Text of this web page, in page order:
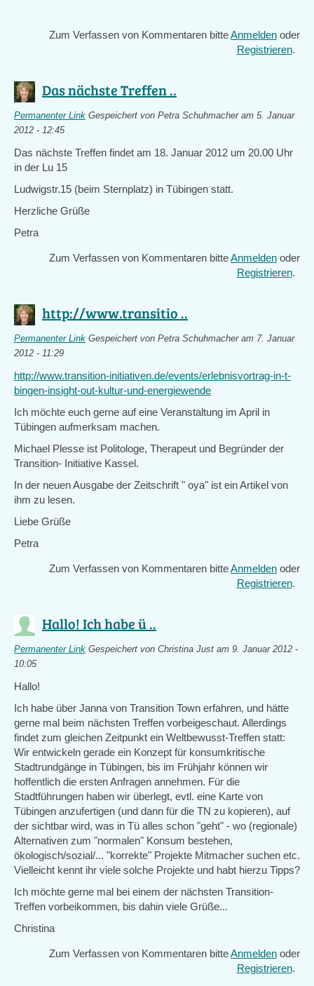
Zum Verfassen von Kommentaren bitteAnmelden oder
Registrieren.
Das nächste Treffen ..
Permanenter Link Gespeichert von Petra Schuhmacheram 5. Januar
2012 - 12:45
Das nächste Treffen findet am 18. Januar 2012 um 20.00 Uhr
in der Lu 15
Ludwigstr.15 (beim Sternplatz) in Tübingen statt.
Herzliche Grüße
Petra
Zum Verfassen von Kommentaren bitteAnmelden oder
Registrieren.
http://www.transitio ..
Permanenter Link Gespeichert von Petra Schuhmacheram 7. Januar
2012 - 11:29
http://www.transition-initiativen.de/events/erlebnisvortrag-in-t-
bingen-insight-out-kultur-und-energiewende
Ich möchte euch gerne auf eine Veranstaltung im April in
Tübingen aufmerksam machen.
Michael Plesse ist Politologe, Therapeut und Begründer der
Transition- Initiative Kassel.
In der neuen Ausgabe der Zeitschrift " oya" ist ein Artikel von
ihm zu lesen.
Liebe Grüße
Petra
Zum Verfassen von Kommentaren bitteAnmelden oder
Registrieren.
Hallo! Ich habe ü ..
Permanenter Link Gespeichert von Christina Just am 9. Januar 2012 -
10:05
Hallo!
Ich habe über Janna von Transition Town erfahren, und hätte
gerne mal beim nächsten Treffen vorbeigeschaut. Allerdings
findet zum gleichen Zeitpunkt ein Weltbewusst-Treffen statt:
Wir entwickeln gerade ein Konzept für konsumkritische
Stadtrundgänge in Tübingen, bis im Frühjahr können wir
hoffentlich die ersten Anfragen annehmen. Für die
Stadtführungen haben wir überlegt, evtl. eine Karte von
Tübingen anzufertigen (und dann für die TN zu kopieren), auf
der sichtbar wird, was in Tü alles schon "geht" - wo (regionale)
Alternativen zum "normalen" Konsum bestehen,
ökologisch/sozial/... "korrekte" Projekte Mitmacher suchen etc.
Vielleicht kennt ihr viele solche Projekte und habt hierzu Tipps?
Ich möchte gerne mal bei einem der nächsten Transition-
Treffen vorbeikommen, bis dahin viele Grüße...
Christina
Zum Verfassen von Kommentaren bitteAnmelden oder
Registrieren.